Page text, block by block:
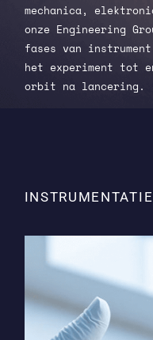
mechanica,
onze Engineering
fases van
het experiment tot
orbit na lancering.
INSTRUMENTATIE